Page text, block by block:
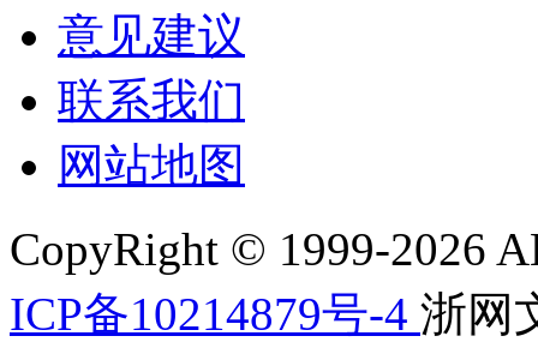
意见建议
联系我们
网站地图
CopyRight © 1999-2026
ICP备10214879号-4 浙网